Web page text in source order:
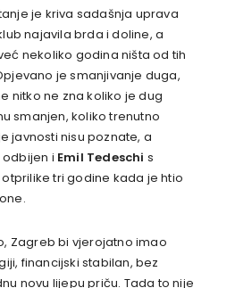
je kriva sadašnja uprava
najavila brda i doline, a
nekoliko godina ništa od tih
je smanjivanje duga,
nitko ne zna koliko je dug
smanjen, koliko trenutno
javnosti nisu poznate, a
i Emil Tedeschi s
tri godine kada je htio
Zagreb bi vjerojatno imao
financijski stabilan, bez
novu lijepu priču. Tada to nije